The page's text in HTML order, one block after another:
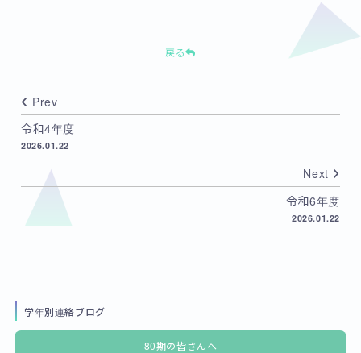
戻る
Prev
令和4年度
2026.01.22
Next
令和6年度
2026.01.22
学年別連絡ブログ
80期の皆さんへ